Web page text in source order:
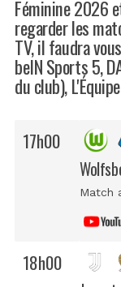
Féminine 2026
regarder les
TV, il faudra
beIN Sports 5,
du club),
17h00
Match
18h00